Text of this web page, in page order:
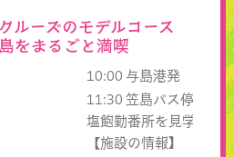
ルーズのモデルコース
をまるごと満喫
10:00 与島港発 →
11:30 笠島バス停
塩飽勤番所を見学 （
【施設の情報】